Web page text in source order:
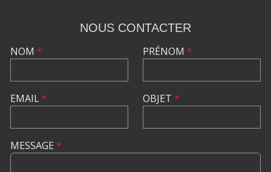
NOUS CONTACTER
NOM *
EMAIL*
PRÉNOM *
OBJET *
MESSAGE *